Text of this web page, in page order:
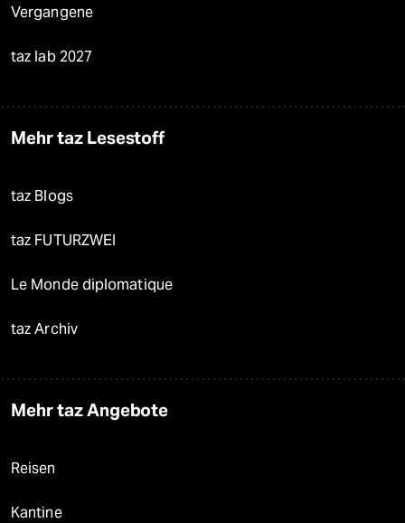
Vergangene
taz lab 2027
Mehr taz Lesestoff
taz Blogs
taz FUTURZWEI
Le Monde diplomatique
taz Archiv
Mehr taz Angebote
Reisen
Kantine